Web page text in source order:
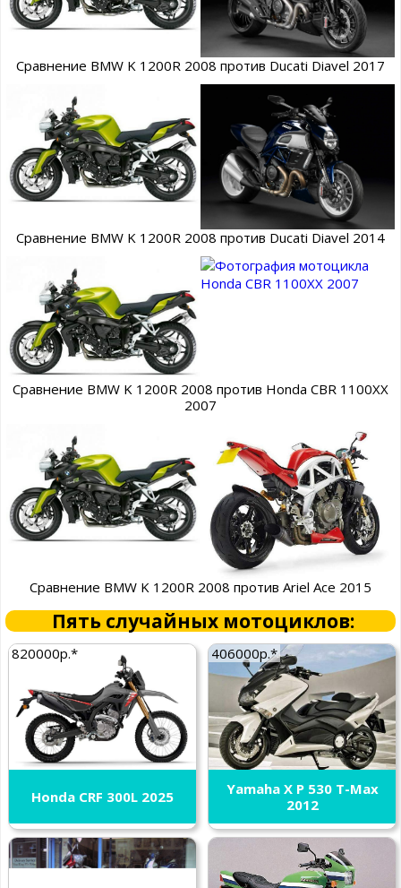
Сравнение BMW K 1200R 2008 против Ducati Diavel 2017
Сравнение BMW K 1200R 2008 против Ducati Diavel 2014
Сравнение BMW K 1200R 2008 против Honda CBR 1100XX
2007
Сравнение BMW K 1200R 2008 против Ariel Ace 2015
Пять случайных мотоциклов:
820000р.*
Honda CRF 300L 2025
406000р.*
Yamaha X P 530 T-Max
2012